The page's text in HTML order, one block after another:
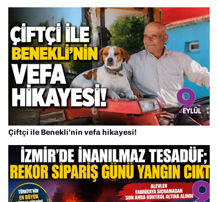
Çiftçi ile Benekli’nin vefa hikayesi!